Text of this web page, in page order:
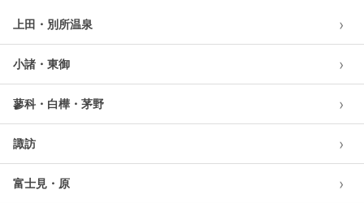
上田・別所温泉 ›
小諸・東御 ›
蓼科・白樺・茅野 ›
諏訪 ›
富士見・原 ›